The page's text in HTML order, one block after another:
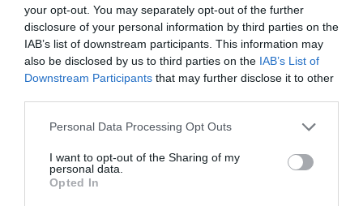
your opt-out. You may separately opt-out of the further
disclosure of your personal information by third parties on the
IAB’s list of downstream participants. This information may
also be disclosed by us to third parties on the IAB’s List of
Downstream Participants that may further disclose it to other
Personal Data Processing Opt Outs
I want to opt-out of the Sharing of my
personal data.
Opted In
ABONNEMENT
PUBLICITÉ
MASQUÉE
PSEUDONYME
COMMENTAIRE